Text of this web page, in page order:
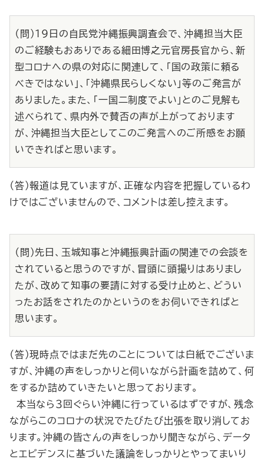
（問）19日の自民党沖縄振興調査会で、沖縄担当大臣
のご経験もおありである細田博之元官房長官から、新
型コロナへの県の対応に関連して、「国の政策に頼る
べきではない」、「沖縄県民らしくない」等のご発言が
ありました。また、「一国二制度でよい」とのご見解も
述べられて、県内外で賛否の声が上がっております
が、沖縄担当大臣としてこのご発言へのご所感をお願
いできればと思います。
（答）報道は見ていますが、正確な内容を把握しているわ
けではございませんので、コメントは差し控えます。
（問）先日、玉城知事と沖縄振興計画の関連での会談を
されていると思うのですが、冒頭に頭撮りはありまし
たが、改めて知事の要請に対する受け止めと、どうい
ったお話をされたのかというのをお伺いできればと
思います。
（答）現時点ではまだ先のことについては白紙でございま
すが、沖縄の声をしっかりと伺いながら計画を詰めて、何
をするか詰めていきたいと思っております。
本当なら３回ぐらい沖縄に行っているはずですが、残念
ながらこのコロナの状況でたびたび出張を取り消してお
ります。沖縄の皆さんの声をしっかり聞きながら、データ
とエビデンスに基づいた議論をしっかりとやってまいり